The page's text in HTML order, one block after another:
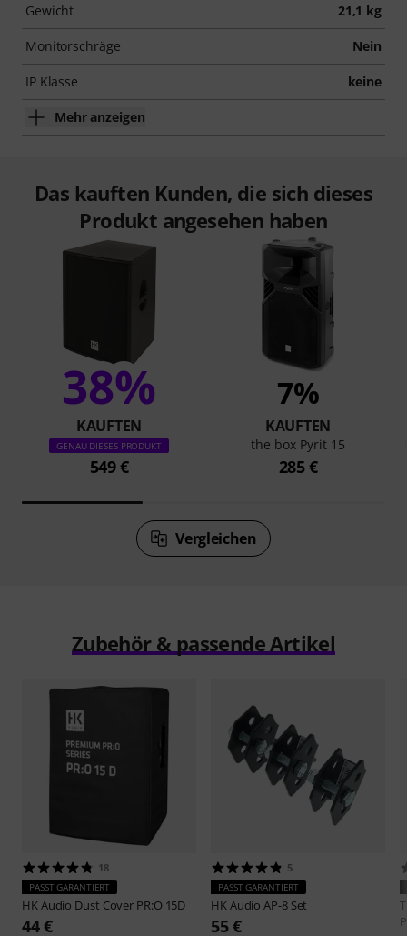
Gewicht 21,1 kg
Monitorschräge Nein
IP Klasse keine
Mehr anzeigen
Das kauften Kunden, die sich dieses
Produkt angesehen haben
38%
KAUFTEN
GENAU DIESES PRODUKT
549 €
7%
KAUFTEN
the box Pyrit 15
285 €
Vergleichen
Zubehör & passende Artikel
18
PASST GARANTIERT
HK Audio Dust Cover PR:O 15D
44 €
5
PASST GARANTIERT
HK AudioAP-8 Set
55 €